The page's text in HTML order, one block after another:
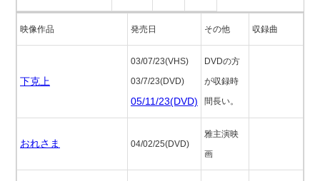
映像作品 発売日 その他 収録曲
下克上
03/07/23(VHS)
03/7/23(DVD)
05/11/23(DVD)
DVDの方
が収録時
間長い。
おれさま 04/02/25(DVD)
雅主演映
画